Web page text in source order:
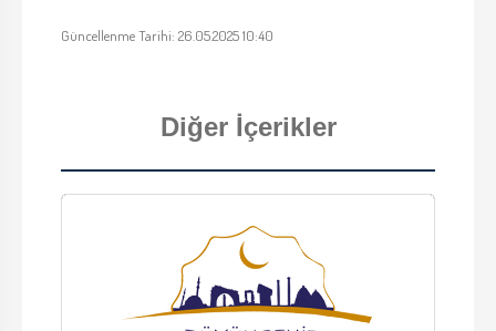
Güncellenme Tarihi: 26.05.2025 10:40
Diğer İçerikler